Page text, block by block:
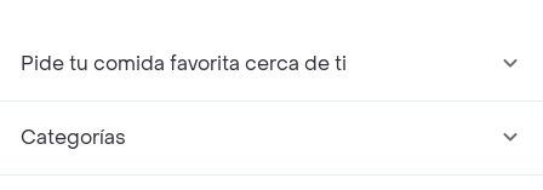
Pide tu comida favorita cerca de ti
Categorías